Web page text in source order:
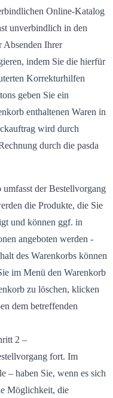
Online-Katalog
unverbindlich in den
Absenden Ihrer
indem Sie die hierfür
Korrekturhilfen
geben Sie ein
enthaltenen Waren in
wird durch
durch die pasda
der Bestellvorgang
die Produkte, die Sie
und können ggf. in
angeboten werden -
des Warenkorbs können
im Menü den Warenkorb
zu löschen, klicken
dem betreffenden
2 –
fort. Im
– haben Sie, wenn es sich
Möglichkeit, die